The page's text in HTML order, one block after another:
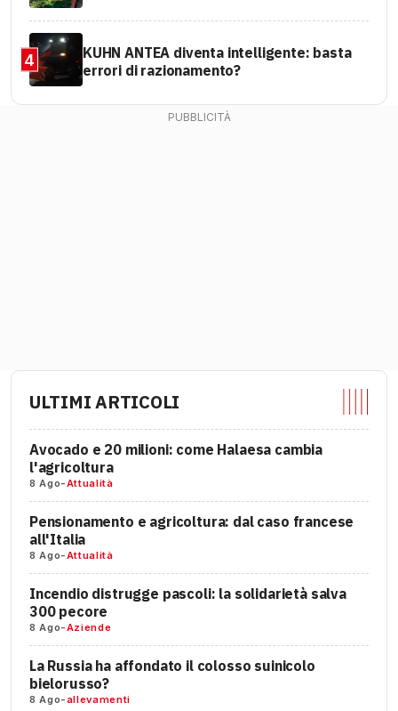
4
KUHN ANTEA diventa intelligente: basta
errori di razionamento?
ULTIMI ARTICOLI
Avocado e 20 milioni: come Halaesa cambia
l'agricoltura
8 Ago-Attualità
Pensionamento e agricoltura: dal caso francese
all'Italia
8 Ago-Attualità
Incendio distrugge pascoli: la solidarietà salva
300 pecore
8 Ago-Aziende
La Russia ha affondato il colosso suinicolo
bielorusso?
8 Ago-allevamenti